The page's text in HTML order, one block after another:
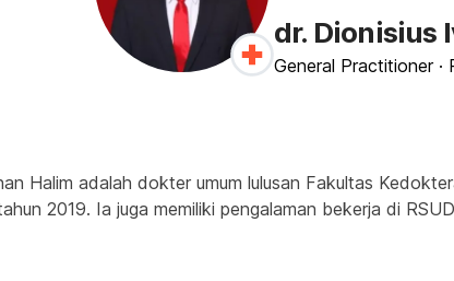
dr. Dionisius
General Practitioner ·
Halim adalah dokter umum lulusan Fakultas
2019. Ia juga memiliki pengalaman bekerja di